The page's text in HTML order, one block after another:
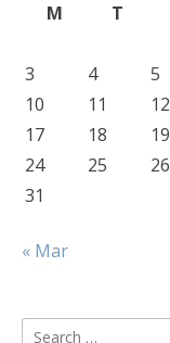
M
T
3
4 5
10
11 12
17
18 19
24
25 26
31
« Mar
Search